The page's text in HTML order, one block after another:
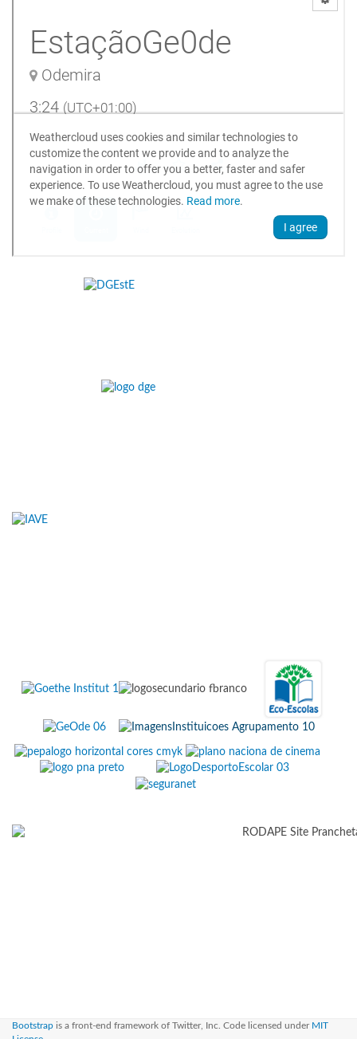
Bootstrap is a front-end framework of Twitter, Inc. Code licensed under MIT